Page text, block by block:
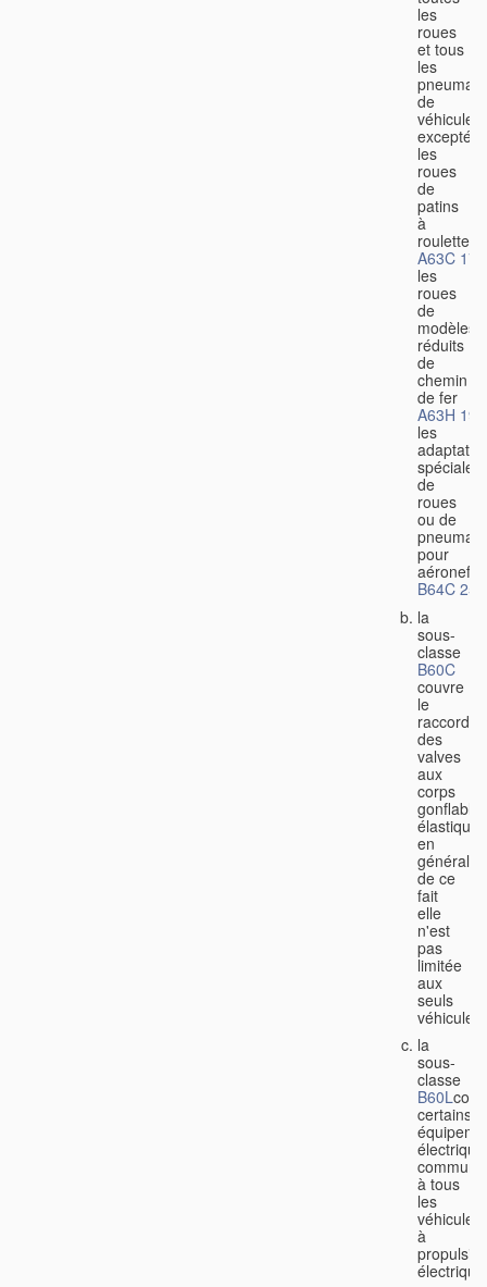
les
roues
et tous
les
de
véhicules,
excepté
les
roues
de
patins
à
roulettes
A63C 17/
les
roues
de
modèles
réduits
de
chemin
de fer
A63H 19/
les
spéciales
de
roues
ou de
pour
aéronefs
B64C 25/
la
sous-
classe
B60C
couvre
le
des
valves
aux
corps
gonflables
élastiques
en
général,
de ce
fait
elle
n'est
pas
limitée
aux
seuls
véhicules;
la
sous-
classe
B60L
certains
communs
à tous
les
véhicules
à